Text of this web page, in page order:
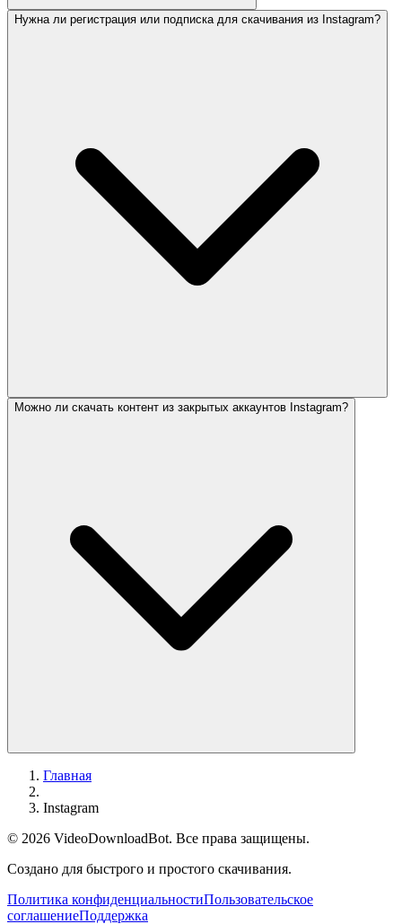
Нужна ли регистрация или подписка для скачивания из Instagram?
Можно ли скачать контент из закрытых аккаунтов Instagram?
Главная
Instagram
© 2026 VideoDownloadBot. Все права защищены.
Создано для быстрого и простого скачивания.
Политика конфиденциальностиПользовательское
соглашениеПоддержка